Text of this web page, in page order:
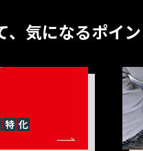
、気になるポイ